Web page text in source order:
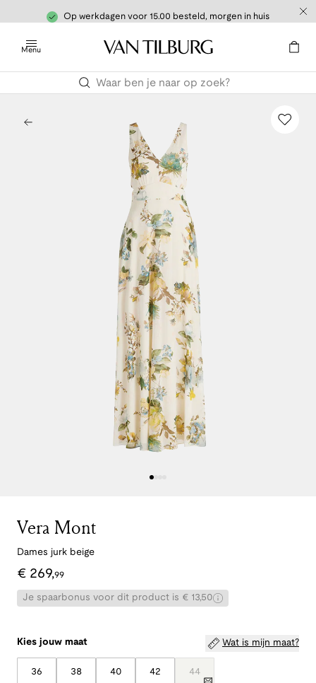
Op werkdagen voor 15.00 besteld, morgen in huis
Menu
Vera Mont
Dames jurk beige
€ 269,99
Je spaarbonus voor dit product is € 13,50
Kies jouw maat Wat is mijn maat?
36 38 40 42 44